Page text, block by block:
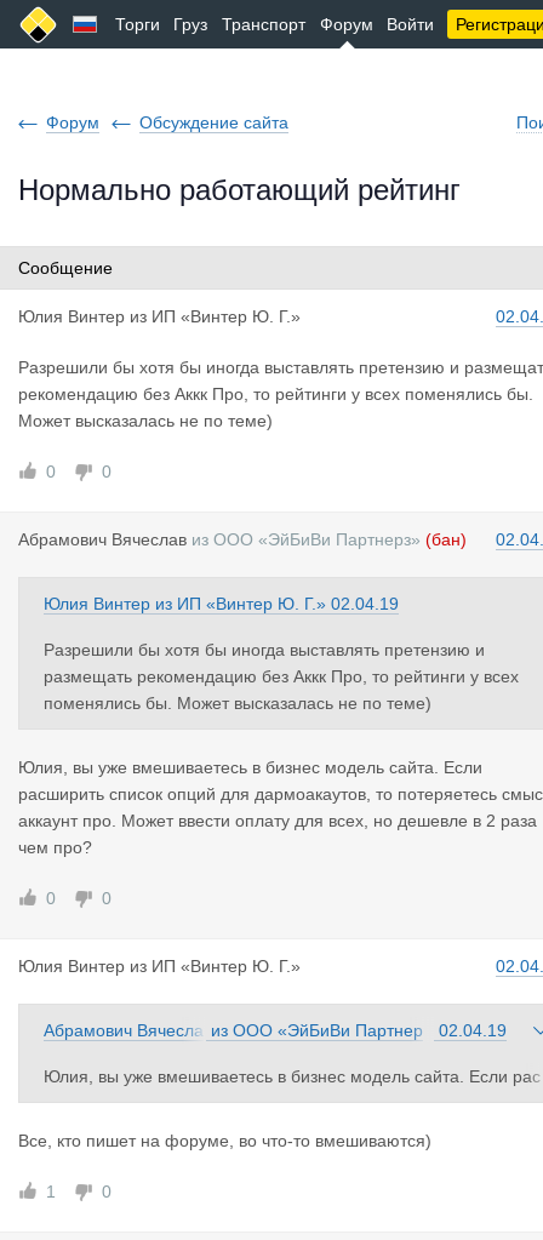
Торги Груз Транспорт Форум Войти
Форум Обсуждение сайта
Нормально работающий рейтинг
Сообщение
Юлия Винтер из ИП «Винтер Ю. Г.»
Разрешили бы хотя бы иногда выставлять претензию и
рекомендацию без Аккк Про, то рейтинги у всех поменялись бы.
Может высказалась не по теме)
0 0
Абрамович Вячеслав из ООО «ЭйБиВи Партнерз» (бан)
Юлия Винтер из ИП «Винтер Ю. Г.» 02.04.19
Разрешили бы хотя бы иногда выставлять претензию и
размещать рекомендацию без Аккк Про, то рейтинги у всех
поменялись бы. Может высказалась не по теме)
Юлия, вы уже вмешиваетесь в бизнес модель сайта. Если
расширить список опций для дармоакаутов, то потеряетесь
аккаунт про. Может ввести оплату для всех, но дешевле в 2 раза
чем про?
0 0
Юлия Винтер из ИП «Винтер Ю. Г.»
Абрамович Вячесла из ООО «ЭйБиВи Партнер
02.04.19
Юлия, вы уже вмешиваетесь в бизнес модель сайта. Если рас
ширить список опций для дармоакаутов, то потеряетесь
Все, кто пишет на форуме, во что-то вмешиваются)
1 0